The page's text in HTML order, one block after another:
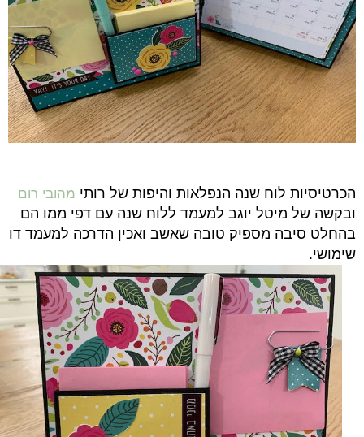
הכרטיסיות לוח שנה הנפלאות והיפות של רותי מהובי רום
ובקשה של מיטל יוגב למעמד ללוח שנה עם דפי ממו הם
בהחלט סיבה מספיק טובה שאשב ואכין הדרכה למעמד דו
שימושי.